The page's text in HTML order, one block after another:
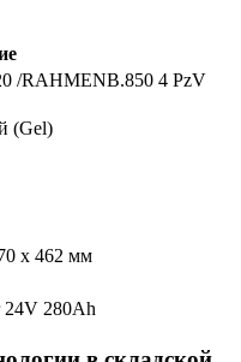
/RAHMENB.850 4 PzV
(Gel)
x 462 мм
24V 280Ah